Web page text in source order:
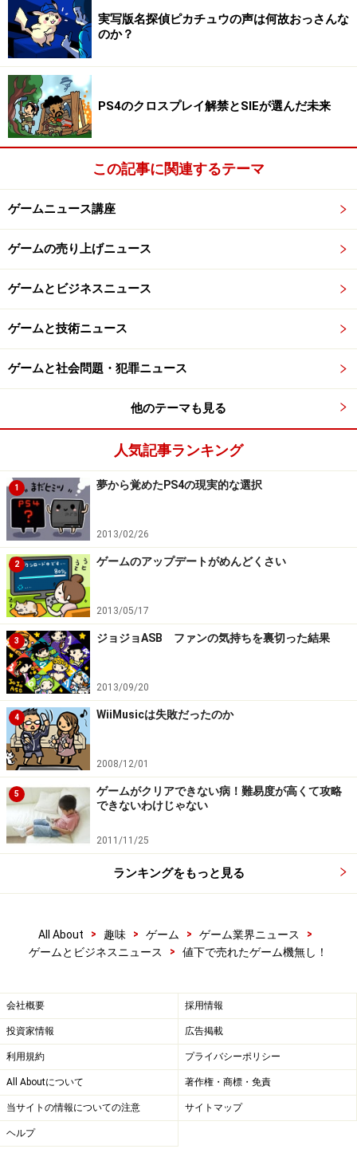
故劣勢のゲームハードが値下をしても大きな効果があが
らないのかについて、考えてみたいと思います。
※記事内容は執筆時点のものです。最新の内容をご確認くださ
い。
実写版名探偵ピカチュウの声は何故おっさんな
のか？
PS4のクロスプレイ解禁とSIEが選んだ未来
この記事に関連するテーマ
ゲームニュース講座
ゲームの売り上げニュース
ゲームとビジネスニュース
ゲームと技術ニュース
ゲームと社会問題・犯罪ニュース
他のテーマも見る
人気記事ランキング
1 夢から覚めたPS4の現実的な選択
2013/02/26
2 ゲームのアップデートがめんどくさい
2013/05/17
3 ジョジョASB ファンの気持ちを裏切った結果
2013/09/20
4 WiiMusicは失敗だったのか
2008/12/01
5
ゲームがクリアできない病！難易度が高くて攻略
できないわけじゃない
2011/11/25
ランキングをもっと見る
All About > 趣味 > ゲーム > ゲーム業界ニュース
>
ゲームとビジネスニュース
> 値下で売れたゲーム機無し！
会社概要 採用情報
投資家情報 広告掲載
利用規約 プライバシーポリシー
All Aboutについて 著作権・商標・免責
当サイトの情報についての注意 サイトマップ
ヘルプ